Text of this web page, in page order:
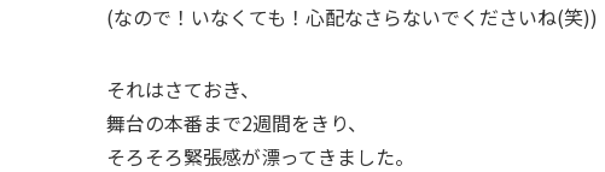
(なので！いなくても！心配なさらないでくださいね(笑))
それはさておき、
舞台の本番まで2週間をきり、
そろそろ緊張感が漂ってきました。